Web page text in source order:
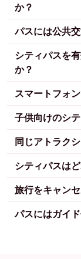
か？
パスには公共
シティパスを
か？
スマートフォ
子供向けのシ
同じアトラク
シティパスは
旅行をキャン
パスにはガイ